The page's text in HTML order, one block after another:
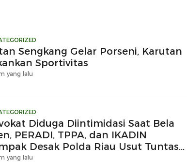
Sengkang Gelar Porseni, Karutan
Sportivitas
yang lalu
Diduga Diintimidasi Saat Bela
PERADI, TPPA, dan IKADIN
Desak Polda Riau Usut Tuntas
Premanisme
yang lalu